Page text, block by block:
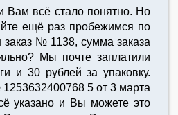
Вам всё стало понятно. Но
ещё раз пробежимся по
№ 1138, сумма заказа
Мы почте заплатили
и 30 рублей за упаковку.
5 от 3 марта
указано и Вы можете это